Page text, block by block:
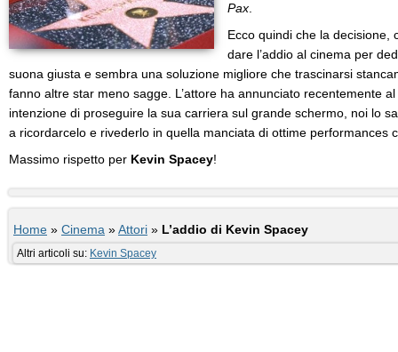
Pax
Ecco quindi che la
dare l’addio al cinema per
suona giusta e sembra una soluzione migliore che trascinarsi
fanno altre star meno sagge. L’attore ha annunciato recentemente
intenzione di proseguire la sua carriera sul grande schermo, noi lo
a ricordarcelo e rivederlo in quella manciata di ottime performances
Massimo rispetto per Kevin Spacey!
Home » Cinema »Attori » L’addio di Kevin Spacey
Altri articoli su: Kevin Spacey